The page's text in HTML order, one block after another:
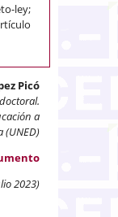
ley;
Picó
a
(UNED)
2023)